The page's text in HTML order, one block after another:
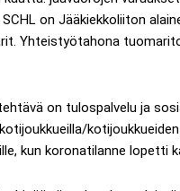
on Jääkiekkoliiton
Yhteistyötahona
on tulospalvelu ja
kun koronatilanne lopetti